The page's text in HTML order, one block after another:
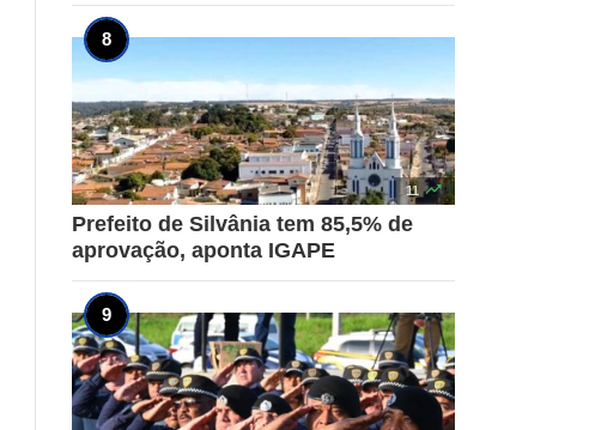
11 
Prefeito de Silvânia tem 85,5% de
aprovação, aponta IGAPE